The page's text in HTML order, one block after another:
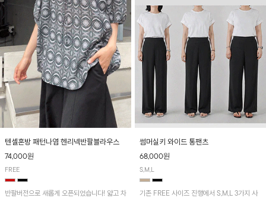
텐셀혼방 패턴나염 헨리넥반팔블라우스
74,000원
FREE
반팔버전으로 새롭게 오픈되었습니다! 얇고 차
썸머실키 와이드 통팬츠
68,000원
S,M,L
기존 FREE 사이즈 진행에서 S,M,L 3가지 사